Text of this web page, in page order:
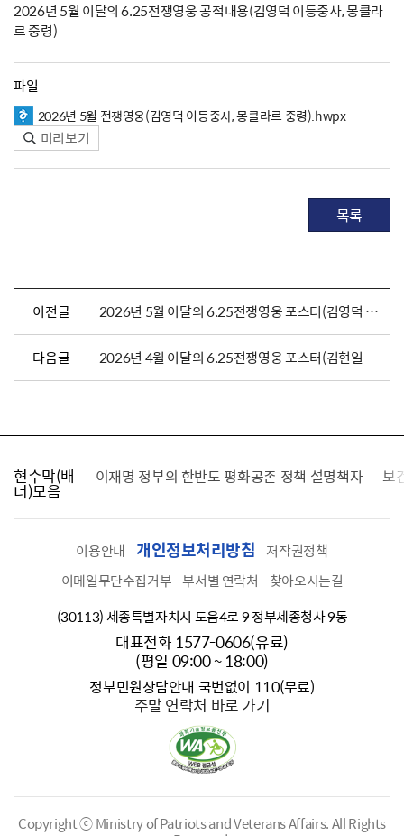
2026년 5월 이달의 6.25전쟁영웅 공적내용(김영덕 이등중사, 몽클라
르 중령)
파일
2026년 5월 전쟁영웅(김영덕 이등중사, 몽클라르 중령).hwpx
미리보기
목록
이전글 2026년 5월 이달의 6.25전쟁영웅 포스터(김영덕 이등중사, 몽클라르 중령)
다음글 2026년 4월 이달의 6.25전쟁영웅 포스터(김현일 대위, 제임스 파워 칸 중령)
현수막(배
너)모음
찾습니다 이재명 정부의 한반도 평화공존 정책 설명책자 보
이용안내 개인정보처리방침
저작권정책
이메일무단수집거부 부서별 연락처
찾아오시는길
(30113) 세종특별자치시 도움4로 9 정부세종청사 9동
대표전화 1577-0606(유료)
(평일 09:00 ~ 18:00)
정부민원상담안내 국번없이 110(무료)
주말 연락처 바로 가기
Copyright ⓒ Ministry of Patriots and Veterans Affairs.All Rights